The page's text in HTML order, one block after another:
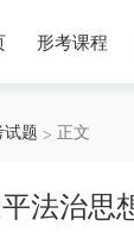
形考课程
试题 正文
法治思